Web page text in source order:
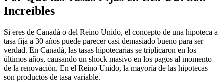
Increíbles
Si eres de Canadá o del Reino Unido, el concepto de una hipoteca a
tasa fija a 30 años puede parecer casi demasiado bueno para ser
verdad. En Canadá, las tasas hipotecarias se triplicaron en los
últimos años, causando un shock masivo en los pagos al momento
de la renovación. En el Reino Unido, la mayoría de las hipotecas
son productos de tasa variable.